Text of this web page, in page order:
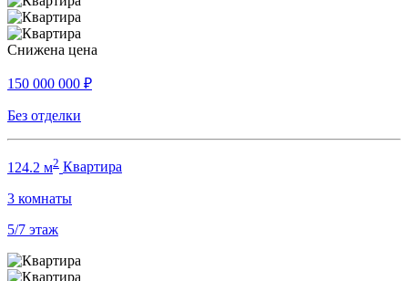
Снижена цена
150 000 000 ₽
Без отделки
124.2 м2 Квартира
3 комнаты
5/7 этаж